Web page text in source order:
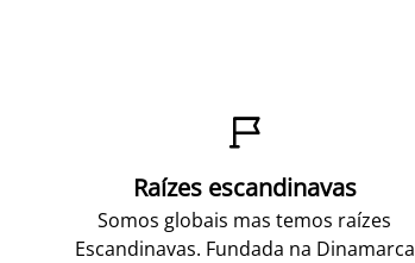

Raízes escandinavas
Somos globais mas temos raízes
Escandinavas. Fundada na Dinamarca